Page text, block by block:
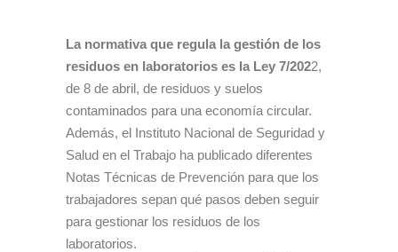
La normativa que regula la gestión de los
residuos en laboratorios es la Ley 7/2022,
de 8 de abril, de residuos y suelos
contaminados para una economía circular.
Además, el Instituto Nacional de Seguridad y
Salud en el Trabajo ha publicado diferentes
Notas Técnicas de Prevención para que los
trabajadores sepan qué pasos deben seguir
para gestionar los residuos de los
laboratorios.